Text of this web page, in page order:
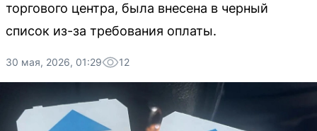
торгового центра, была внесена в черный
список из-за требования оплаты.
30 мая, 2026, 01:29 12